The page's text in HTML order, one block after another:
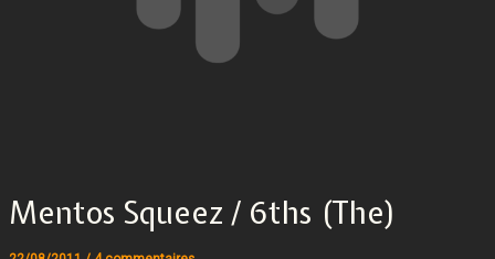
Mentos Squeez / 6ths (The)